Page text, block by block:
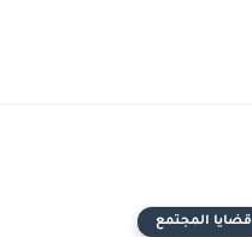
قضايا المجتمع